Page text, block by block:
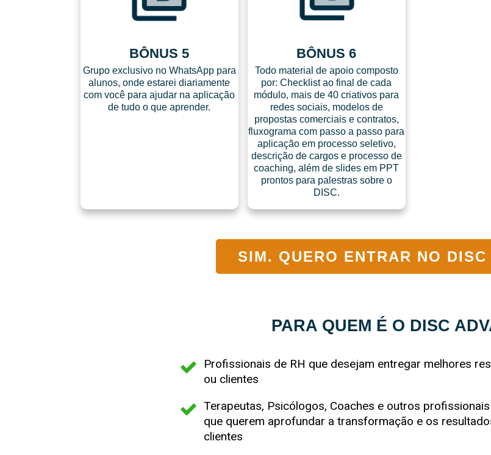
BÔNUS 5
Grupo exclusivo no WhatsApp para
alunos, onde estarei diariamente
com você para ajudar na aplicação
de tudo o que aprender.
BÔNUS 6
Todo material de apoio composto
por: Checklist ao final de cada
módulo, mais de 40 criativos para
redes sociais, modelos de
propostas comerciais e contratos,
fluxograma com passo a passo para
aplicação em processo seletivo,
descrição de cargos e processo de
coaching, além de slides em PPT
prontos para palestras sobre o
DISC.
SIM. QUERO ENTRAR NO DISC
PARA QUEM É O DISC
Profissionais de RH que desejam entregar melhores
ou clientes
Terapeutas, Psicólogos, Coaches e outros
que querem aprofundar a transformação e os
clientes